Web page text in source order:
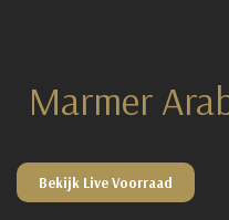
Marmer
Bekijk Live Voorraad